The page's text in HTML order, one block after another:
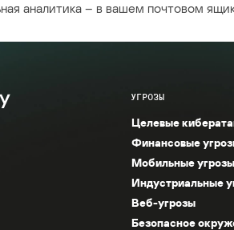
аналитика – в вашем почтовом
УГРОЗЫ
Целевые
Финансовые
Мобильные угрозы
Индустриальные
Веб-угрозы
Безопасное